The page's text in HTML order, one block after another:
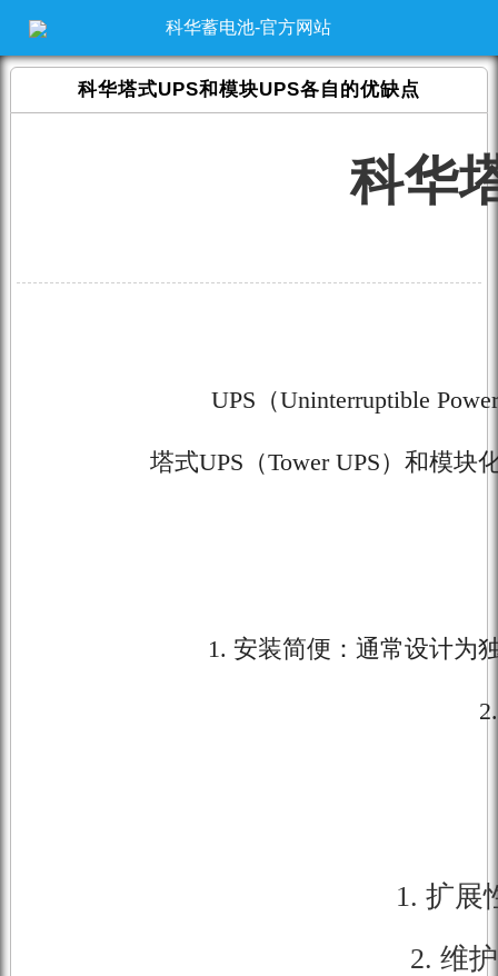
科华蓄电池-官方网站
科华塔式UPS和模块UPS各自的优缺点
科华
UPS（Uninterruptible
塔式UPS（Tower UPS）和模
1. 安装简便：通常设计为
1. 扩展
2. 维